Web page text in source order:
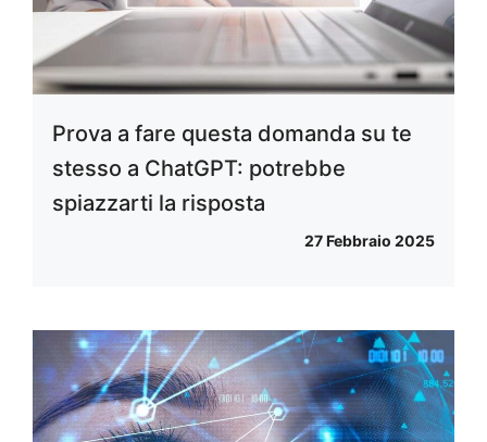
Prova a fare questa domanda su te
stesso a ChatGPT: potrebbe
spiazzarti la risposta
27 Febbraio 2025